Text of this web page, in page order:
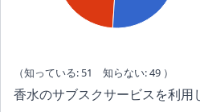
（知っている: 51 知らない: 49 ）
香水のサブスクサービスを利用